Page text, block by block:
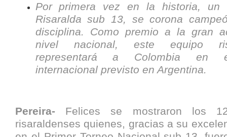
Por primera vez en la historia, un
Risaralda sub 13, se corona
disciplina. Como premio a la gran
nivel nacional, este equipo
representará a Colombia en
internacional previsto en Argentina.
Pereira- Felices se mostraron los 12
risaraldenses quienes, gracias a su